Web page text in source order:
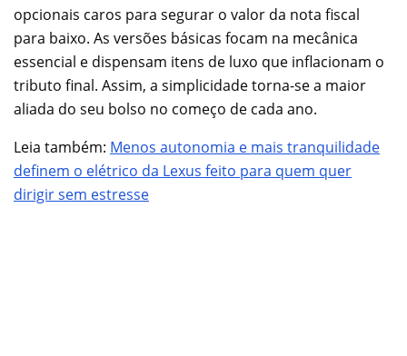
opcionais caros para segurar o valor da nota fiscal
para baixo. As versões básicas focam na mecânica
essencial e dispensam itens de luxo que inflacionam o
tributo final. Assim, a simplicidade torna-se a maior
aliada do seu bolso no começo de cada ano.
Leia também: Menos autonomia e mais tranquilidade
definem o elétrico da Lexus feito para quem quer
dirigir sem estresse